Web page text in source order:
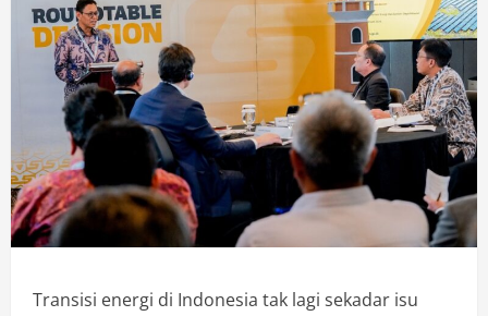
Transisi energi di Indonesia tak lagi sekadar isu